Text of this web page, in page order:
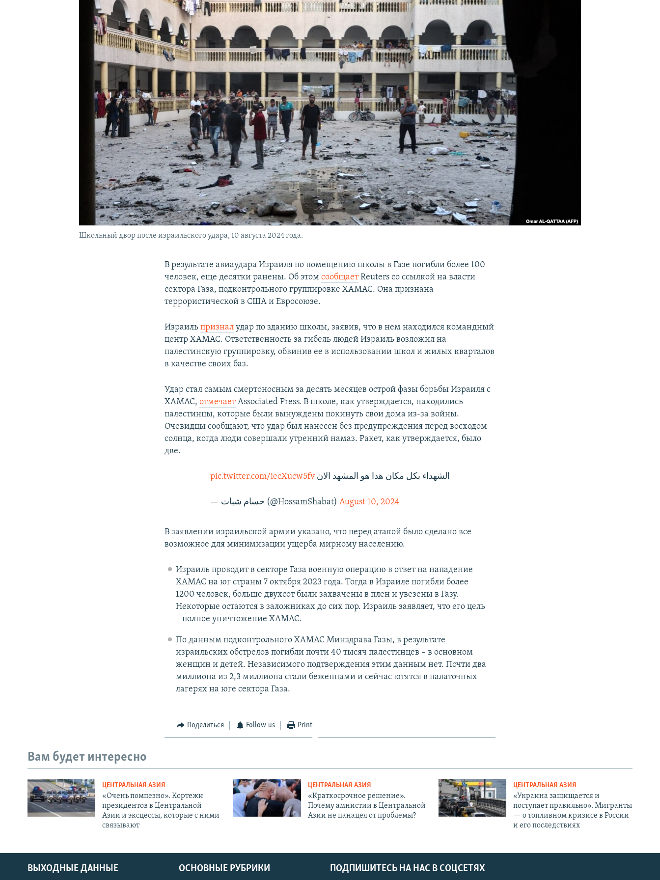
Школьный двор после израильского удара, 10 августа 2024 года.
В результате авиаудара Израиля по помещению школы в Газе погибли более 100
человек, еще десятки ранены. Об этомсообщаетReuters со ссылкой на власти
сектора Газа, подконтрольного группировке ХАМАС. Она признана
террористической в США и Евросоюзе.
Израильпризнал удар по зданию школы, заявив, что в нем находился командный
центр ХАМАС. Ответственность за гибель людей Израиль возложил на
палестинскую группировку, обвинив ее в использовании школ и жилых кварталов
в качестве своих баз.
Удар стал самым смертоносным за десять месяцев острой фазы борьбы Израиля с
ХАМАС,отмечаетAssociated Press. В школе, как утверждается, находились
палестинцы, которые были вынуждены покинуть свои дома из-за войны.
Очевидцы сообщают, что удар был нанесен без предупреждения перед восходом
солнца, когда люди совершали утренний намаз. Ракет, как утверждается, было
две.
الشهداء بكل مكان هذا هو المشهد الانpic.twitter.com/iecXucw5fv
— حسام شبات (@HossamShabat) August 10, 2024
В заявлении израильской армии указано, что перед атакой было сделано все
возможное для минимизации ущерба мирному населению.
Израиль проводит в секторе Газа военную операцию в ответ на нападение
ХАМАС на юг страны 7 октября 2023 года. Тогда в Израиле погибли более
1200 человек, больше двухсот были захвачены в плен и увезены в Газу.
Некоторые остаются в заложниках до сих пор. Израиль заявляет, что его цель
– полное уничтожение ХАМАС.
По данным подконтрольного ХАМАС Минздрава Газы, в результате
израильских обстрелов погибли почти 40 тысяч палестинцев – в основном
женщин и детей. Независимого подтверждения этим данным нет. Почти два
миллиона из 2,3 миллиона стали беженцами и сейчас ютятся в палаточных
лагерях на юге сектора Газа.
Поделиться Follow us Print
Вам будет интересно
ЦЕНТРАЛЬНАЯ АЗИЯ
«Очень помпезно». Кортежи
президентов в Центральной
Азии и эксцессы, которые с ними
связывают
ЦЕНТРАЛЬНАЯ АЗИЯ
«Краткосрочное решение».
Почему амнистии в Центральной
Азии не панацея от проблемы?
ЦЕНТРАЛЬНАЯ АЗИЯ
«Украина защищается и
поступает правильно». Мигранты
— о топливном кризисе в России
и его последствиях
ПОДПИШИТЕСЬ НА НАС В СОЦСЕТЯХ
ВЫХОДНЫЕ ДАННЫЕ ОСНОВНЫЕ РУБРИКИ